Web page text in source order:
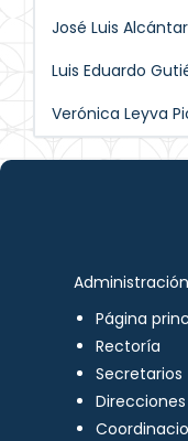
José Luis
Luis Eduardo
Verónica Leyva
Página
Rectoría
Secretarios
Direcciones